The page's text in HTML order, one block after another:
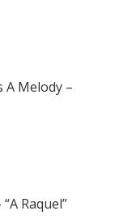
A Melody –
Raquel”